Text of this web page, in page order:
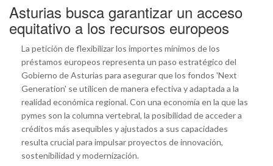
Asturias busca garantizar un acceso
equitativo a los recursos europeos
La petición de flexibilizar los importes mínimos de los
préstamos europeos representa un paso estratégico del
Gobierno de Asturias para asegurar que los fondos 'Next
Generation' se utilicen de manera efectiva y adaptada a la
realidad económica regional. Con una economía en la que las
pymes son la columna vertebral, la posibilidad de acceder a
créditos más asequibles y ajustados a sus capacidades
resulta crucial para impulsar proyectos de innovación,
sostenibilidad y modernización.